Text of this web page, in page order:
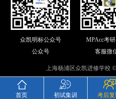
众凯明标公众号
公众号
MPAcc考
客服微
上海杨浦区众凯进修学校 ©
首页 初试集训 考后